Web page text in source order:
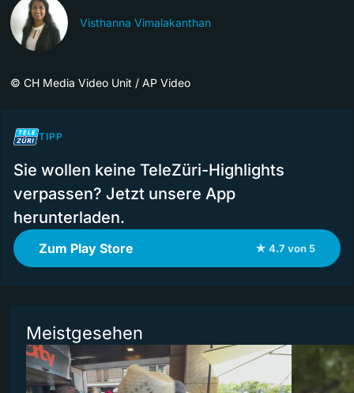
Visthanna Vimalakanthan
© CH Media Video Unit / AP Video
TIPP
Sie wollen keine TeleZüri-Highlights
verpassen? Jetzt unsere App
herunterladen.
Zum Play Store ★ 4.7 von 5
Meistgesehen